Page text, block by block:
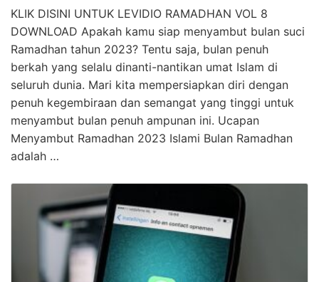
KLIK DISINI UNTUK LEVIDIO RAMADHAN VOL 8
DOWNLOAD Apakah kamu siap menyambut bulan suci
Ramadhan tahun 2023? Tentu saja, bulan penuh
berkah yang selalu dinanti-nantikan umat Islam di
seluruh dunia. Mari kita mempersiapkan diri dengan
penuh kegembiraan dan semangat yang tinggi untuk
menyambut bulan penuh ampunan ini. Ucapan
Menyambut Ramadhan 2023 Islami Bulan Ramadhan
adalah …